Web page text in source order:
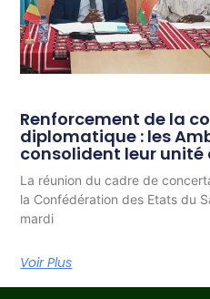
Renforcement de la
diplomatique : les
consolident leur unité
La réunion du cadre de
la Confédération des Etats du
mardi
Voir Plus